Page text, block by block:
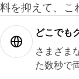
料を抑えて、こ
どこでも
さまざま
た数秒で